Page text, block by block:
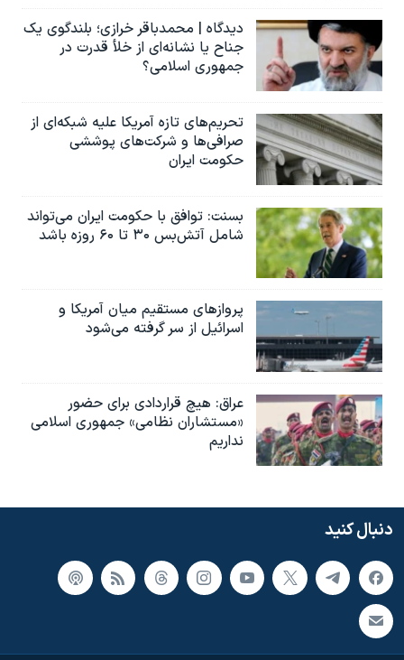
دیدگاه | محمدباقر خرازی؛ بلندگوی یک
جناح یا نشانه‌ای از خلأ قدرت در
جمهوری اسلامی؟
تحریم‌های تازه آمریکا علیه شبکه‌ای از
صرافی‌ها و شرکت‌های پوششی
حکومت ایران
بسنت: توافق با حکومت ایران می‌تواند
شامل آتش‌بس ۳۰ تا ۶۰ روزه باشد
پروازهای مستقیم میان آمریکا و
اسرائیل از سر گرفته می‌شود
عراق: هیچ قراردادی برای حضور
«مستشاران نظامی» جمهوری اسلامی
نداریم
دنبال کنید